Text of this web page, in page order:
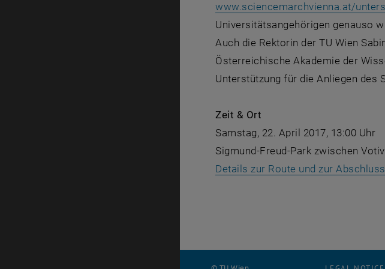
www.sciencemarchvienna.at/
Universitätsangehörigen genauso
Auch die Rektorin der TU Wien
Österreichische Akademie der
Unterstützung für die Anliegen des
Zeit & Ort
Samstag, 22. April 2017, 13:00 Uhr
Sigmund-Freud-Park zwischen
Details zur Route und zur